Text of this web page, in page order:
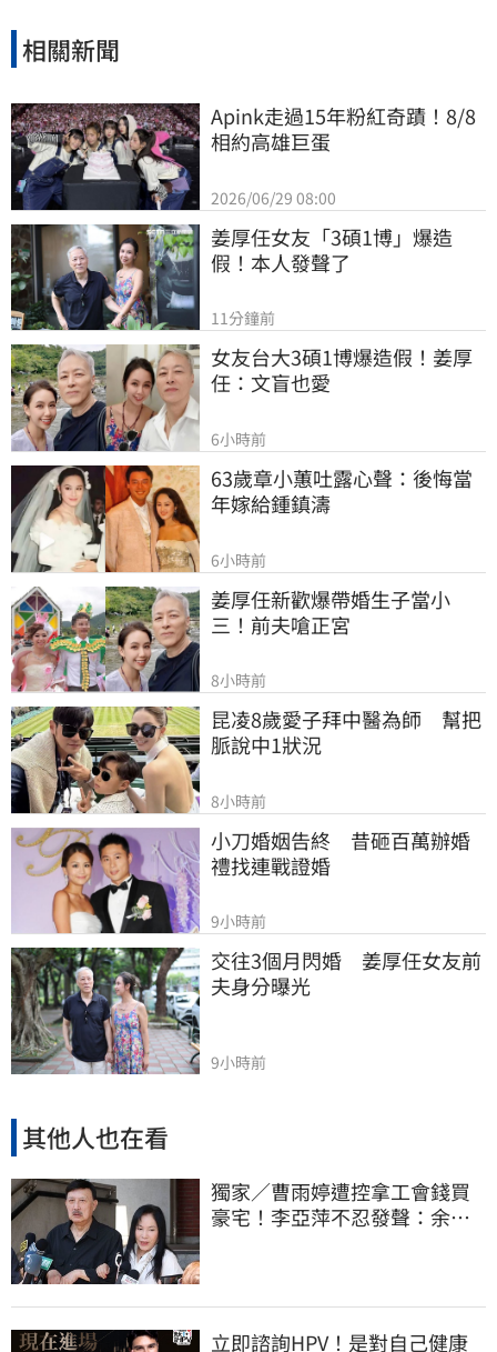
相關新聞
Apink走過15年粉紅奇蹟！8/8
相約高雄巨蛋
2026/06/29 08:00
姜厚任女友「3碩1博」爆造
假！本人發聲了
11分鐘前
女友台大3碩1博爆造假！姜厚
任：文盲也愛
6小時前
63歲章小蕙吐露心聲：後悔當
年嫁給鍾鎮濤
6小時前
姜厚任新歡爆帶婚生子當小
三！前夫嗆正宮
8小時前
昆凌8歲愛子拜中醫為師　幫把
脈說中1狀況
8小時前
小刀婚姻告終　昔砸百萬辦婚
禮找連戰證婚
9小時前
交往3個月閃婚　姜厚任女友前
夫身分曝光
9小時前
其他人也在看
獨家／曹雨婷遭控拿工會錢買
豪宅！李亞萍不忍發聲：余天
立即諮詢HPV！是對自己健康